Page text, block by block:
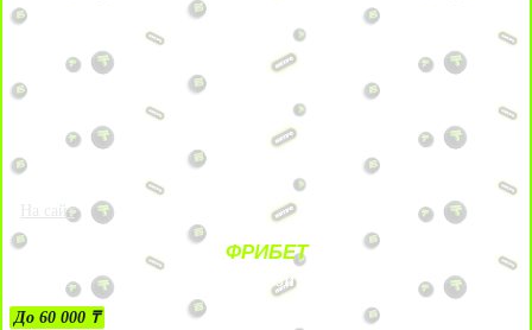
На сайт
ФРИБЕТ
ЗА ДЕПОЗИТЫ
До 60 000 ₸